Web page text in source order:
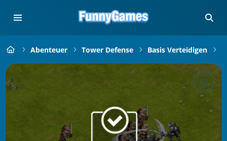
Abenteuer Tower Defense Basis Verteidigen